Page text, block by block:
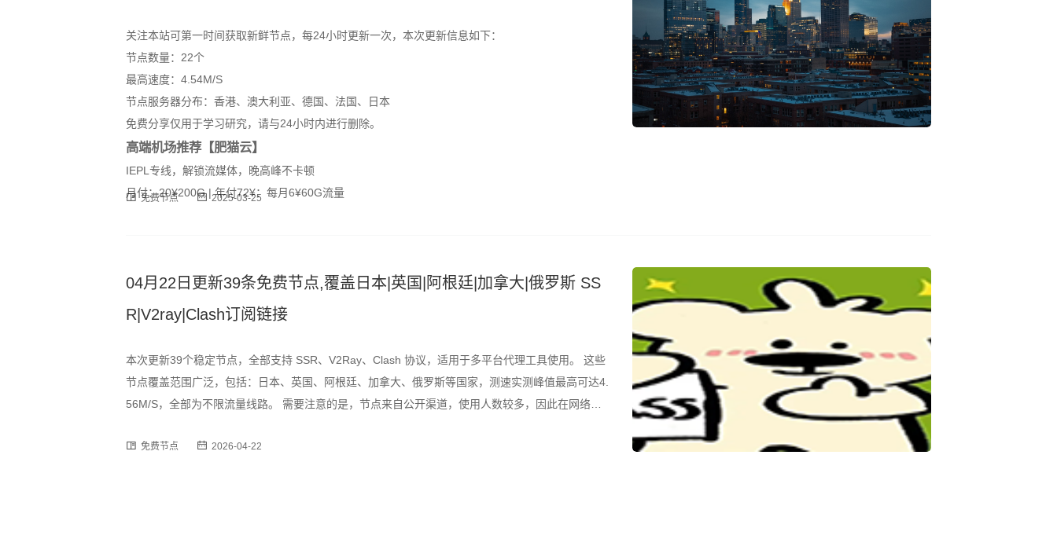
关注本站可第一时间获取新鲜节点，每24小时更新一次，本次更新信息如下：
节点数量：22个
最高速度：4.54M/S
节点服务器分布：香港、澳大利亚、德国、法国、日本
免费分享仅用于学习研究，请与24小时内进行删除。
高端机场推荐【肥猫云】
IEPL专线，解锁流媒体，晚高峰不卡顿
月付：20¥200G | 年付72¥：每月6¥60G流量
免费节点 2025-03-25
04月22日更新39条免费节点,覆盖日本|英国|阿根廷|加拿大|俄罗斯 SS
R|V2ray|Clash订阅链接
本次更新39个稳定节点，全部支持 SSR、V2Ray、Clash 协议，适用于多平台代理工具使用。 这些
节点覆盖范围广泛，包括：日本、英国、阿根廷、加拿大、俄罗斯等国家，测速实测峰值最高可达4.
56M/S，全部为不限流量线路。 需要注意的是，节点来自公开渠道，使用人数较多，因此在网络高
为订阅格式，用户可通过以下
免费节点 2026-04-22